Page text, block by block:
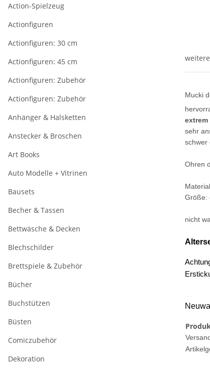
Mucki
sehr
schwer
Ohren
Größe:
nicht
Action-Spielzeug
Actionfiguren
Actionfiguren: 30 cm
Actionfiguren: 45 cm
Actionfiguren: Zubehör
Actionfiguren: Zubehör
Anhänger & Halsketten
Anstecker & Broschen
Art Books
Auto Modelle + Vitrinen
Bausets
Becher & Tassen
Bettwäsche & Decken
Blechschilder
Brettspiele & Zubehör
Bücher
Buchstützen
Büsten
Comiczubehör
Dekoration